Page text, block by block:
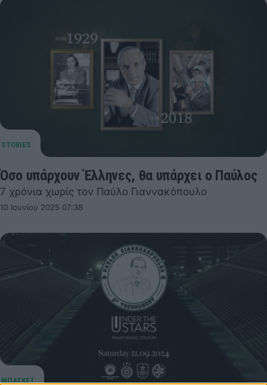
Όσο υπάρχουν Έλληνες, θα υπάρχει ο Παύλος
7 χρόνια χωρίς τον Παύλο Γιαννακόπουλο
10 Ιουνίου 2025 07:38